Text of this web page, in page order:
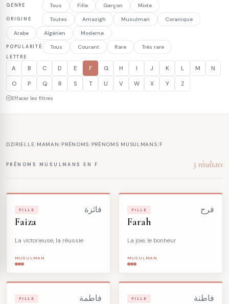
GENRE Tous Fille Garçon Mixte
ORIGINE Toutes Amazigh Musulman Coranique
Arabe Algérien Moderne
POPULARITÉ Tous Courant Rare Très rare
LETTRE
A B C D E F G H I J K L M N
O P Q R S T U V W X Y Z
Effacer les filtres
DZIRIELLE/ MAMAN/ PRÉNOMS/ PRÉNOMS MUSULMANS/F
PRÉNOMS MUSULMANS EN F 5 résultats
FILLE فائزة
Faiza
La victorieuse, la réussie
MUSULMAN
FILLE فرح
Farah
La joie, le bonheur
MUSULMAN
FILLE فاطمة FILLE فاطنة